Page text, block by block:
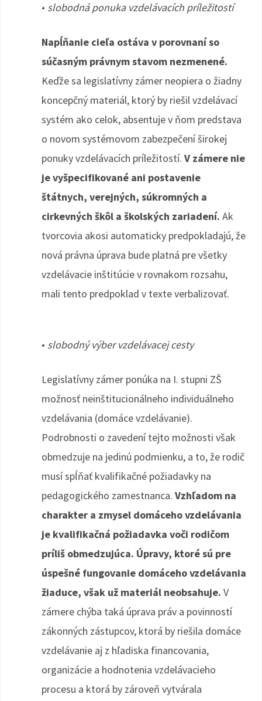
• slobodná ponuka vzdelávacích príležitostí
Napĺňanie cieľa ostáva v porovnaní so
súčasným právnym stavom nezmenené.
Keďže sa legislatívny zámer neopiera o žiadny
koncepčný materiál, ktorý by riešil vzdelávací
systém ako celok, absentuje v ňom predstava
o novom systémovom zabezpečení širokej
ponuky vzdelávacích príležitostí. V zámere nie
je vyšpecifikované ani postavenie
štátnych, verejných, súkromných a
cirkevných škôl a školských zariadení. Ak
tvorcovia akosi automaticky predpokladajú, že
nová právna úprava bude platná pre všetky
vzdelávacie inštitúcie v rovnakom rozsahu,
mali tento predpoklad v texte verbalizovať.
• slobodný výber vzdelávacej cesty
Legislatívny zámer ponúka na I. stupni ZŠ
možnosť neinštitucionálneho individuálneho
vzdelávania (domáce vzdelávanie).
Podrobnosti o zavedení tejto možnosti však
obmedzuje na jedinú podmienku, a to, že rodič
musí spĺňať kvalifikačné požiadavky na
pedagogického zamestnanca. Vzhľadom na
charakter a zmysel domáceho vzdelávania
je kvalifikačná požiadavka voči rodičom
príliš obmedzujúca. Úpravy, ktoré sú pre
úspešné fungovanie domáceho vzdelávania
žiaduce, však už materiál neobsahuje. V
zámere chýba taká úprava práv a povinností
zákonných zástupcov, ktorá by riešila domáce
vzdelávanie aj z hľadiska financovania,
organizácie a hodnotenia vzdelávacieho
procesu a ktorá by zároveň vytvárala